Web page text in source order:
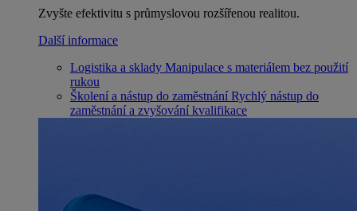
Zvyšte efektivitu s průmyslovou rozšířenou realitou.
Další informace
Logistika a sklady Manipulace s materiálem bez použití
rukou
Školení a nástup do zaměstnání Rychlý nástup do
zaměstnání a zvyšování kvalifikace